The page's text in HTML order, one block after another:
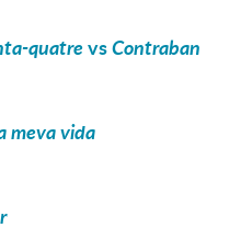
quatrevsContraban
meva vida